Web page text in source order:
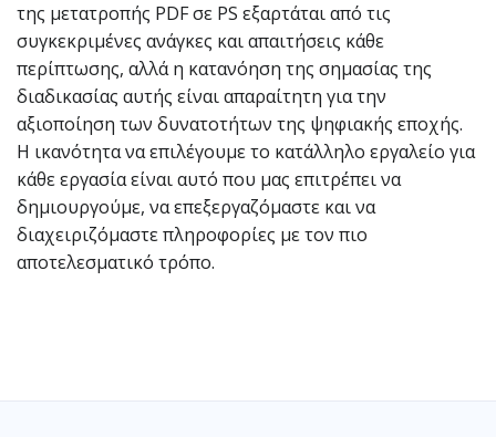
της μετατροπής PDF σε PS εξαρτάται από τις
συγκεκριμένες ανάγκες και απαιτήσεις κάθε
περίπτωσης, αλλά η κατανόηση της σημασίας της
διαδικασίας αυτής είναι απαραίτητη για την
αξιοποίηση των δυνατοτήτων της ψηφιακής εποχής.
Η ικανότητα να επιλέγουμε το κατάλληλο εργαλείο για
κάθε εργασία είναι αυτό που μας επιτρέπει να
δημιουργούμε, να επεξεργαζόμαστε και να
διαχειριζόμαστε πληροφορίες με τον πιο
αποτελεσματικό τρόπο.